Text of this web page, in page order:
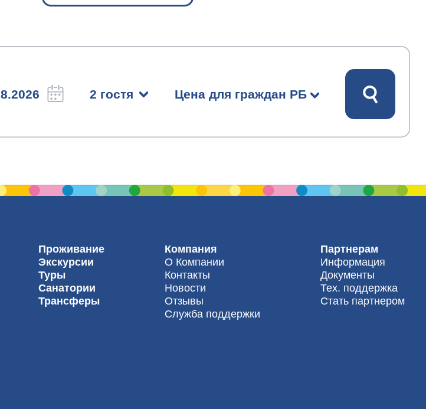
2 гостя Цена для граждан РБ
Проживание
Экскурсии
Туры
Санатории
Трансферы
Компания
О Компании
Контакты
Новости
Отзывы
Служба поддержки
Партнерам
Информация
Документы
Тех. поддержка
Стать партнером